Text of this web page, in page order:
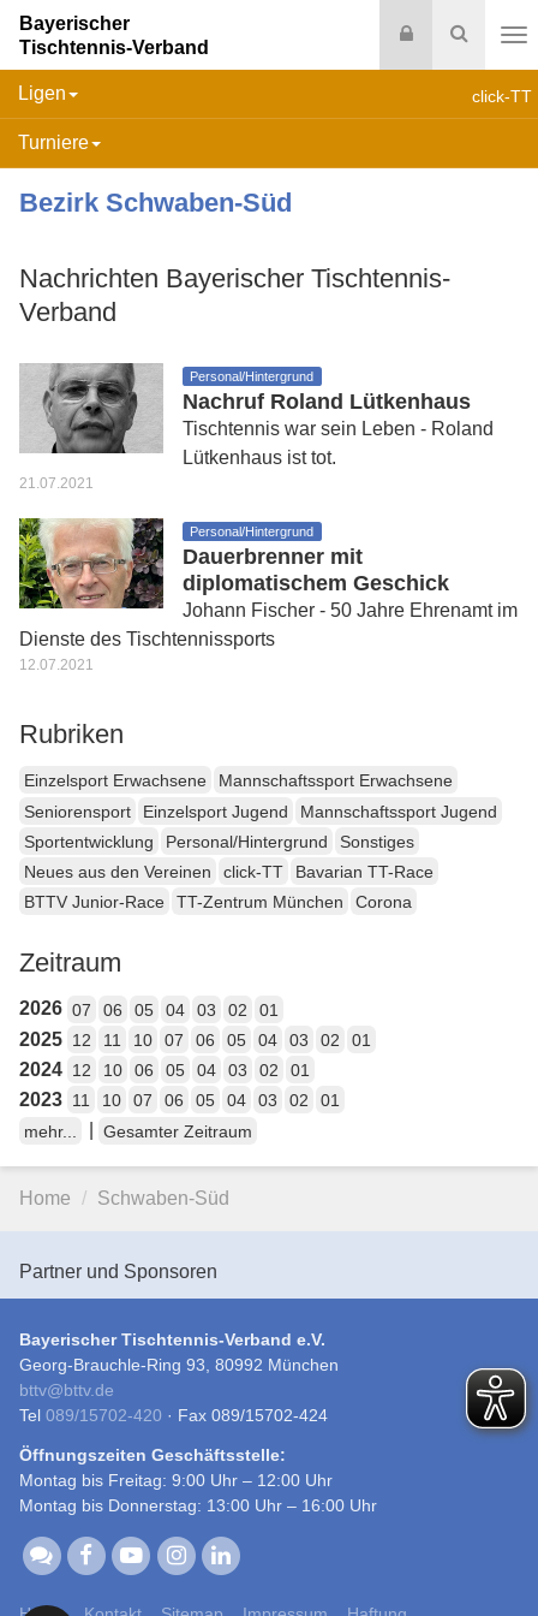
Suche
Login
Bayerischer
Tischtennis-Verband
click-TT
Ligen
Turniere
Bezirk Schwaben-Süd
Nachrichten Bayerischer Tischtennis-
Verband
Personal/Hintergrund
Nachruf Roland Lütkenhaus
Tischtennis war sein Leben - Roland
Lütkenhaus ist tot.
21.07.2021
Personal/Hintergrund
Dauerbrenner mit
diplomatischem Geschick
Johann Fischer - 50 Jahre Ehrenamt im
Dienste des Tischtennissports
12.07.2021
Rubriken
Einzelsport Erwachsene
Mannschaftssport Erwachsene
Seniorensport
Einzelsport Jugend
Mannschaftssport Jugend
Sportentwicklung
Personal/Hintergrund
Sonstiges
Neues aus den Vereinen
click-TT
Bavarian TT-Race
BTTV Junior-Race
TT-Zentrum München Corona
Zeitraum
2026 07 06 05 04 03 02 01
2025 12 11 10 07 06 05 04 03 02 01
2024 12 10 06 05 04 03 02 01
2023 11 10 07 06 05 04 03 02
01
mehr...
Gesamter Zeitraum
Home Schwaben-Süd
Partner und Sponsoren
Bayerischer Tischtennis-Verband e.V.
Georg-Brauchle-Ring 93, 80992 München
bttv@bttv.de
Tel 089/15702-420 · Fax 089/15702-424
Öffnungszeiten Geschäftsstelle:
Montag bis Freitag: 9:00 Uhr – 12:00 Uhr
Montag bis Donnerstag: 13:00 Uhr – 16:00 Uhr